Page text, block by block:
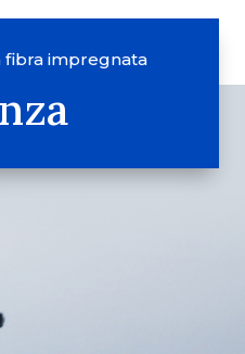
fibra impregnata